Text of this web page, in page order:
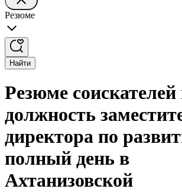
Резюме
Найти
Резюме соискателей
должность
директора по
полный день в
Ахтанизовской